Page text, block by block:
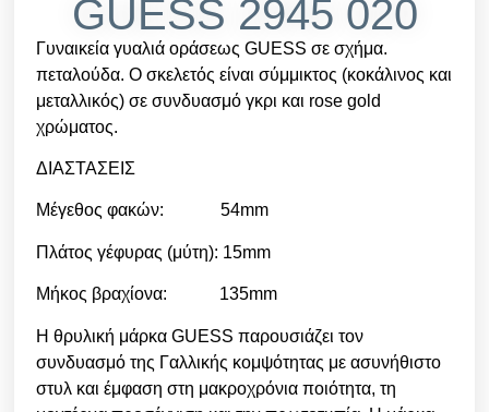
GUESS 2945 020
Γυναικεία γυαλιά οράσεως GUESS σε σχήμα.
πεταλούδα. Ο σκελετός είναι σύμμικτος (κοκάλινος και
μεταλλικός) σε συνδυασμό γκρι και rose gold
χρώματος.
ΔΙΑΣΤΑΣΕΙΣ
Μέγεθος φακών: 54mm
Πλάτος γέφυρας (μύτη): 15mm
Μήκος βραχίονα: 135mm
Η θρυλική μάρκα GUESS παρουσιάζει τον
συνδυασμό της Γαλλικής κομψότητας με ασυνήθιστο
στυλ και έμφαση στη μακροχρόνια ποιότητα, τη